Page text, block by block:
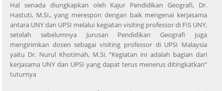
Hal senada diungkapkan oleh Kajur Pendidikan Geografi, Dr.
Hastuti, M.Si., yang merespon dengan baik mengenai kerjasama
antara UNY dan UPSI melalui kegiatan visiting professor di FIS UNY,
setelah sebelumnya Jurusan Pendidikan Geografi juga
mengirimkan dosen sebagai visiting professor di UPSI Malaysia
yaitu Dr. Nurul Khotimah, M.Si. “Kegiatan ini adalah bagian dari
kerjasama UNY dan UPSI yang dapat terus menerus ditingkatkan”
tuturnya